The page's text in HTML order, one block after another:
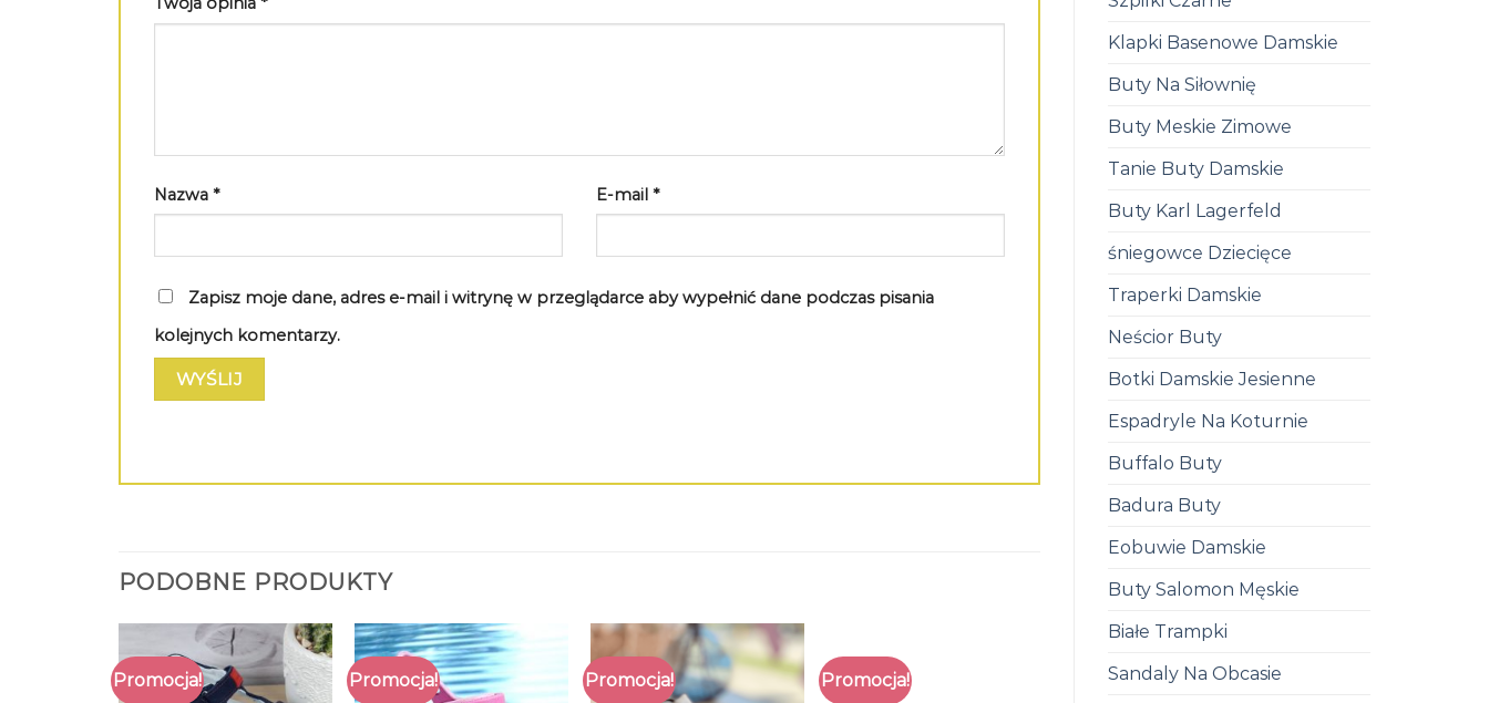
Klapki Basenowe Damskie
Buty Na Siłownię
Buty Meskie Zimowe
Tanie Buty Damskie
Buty Karl Lagerfeld
śniegowce Dziecięce
Traperki Damskie
Neścior Buty
Botki Damskie Jesienne
Espadryle Na Koturnie
Buffalo Buty
Badura Buty
Eobuwie Damskie
Buty Salomon Męskie
Białe Trampki
Sandaly Na Obcasie
Nazwa * E-mail *
Zapisz moje dane, adres e-mail i witrynę w przeglądarce aby wypełnić dane podczas pisania
kolejnych komentarzy.
PODOBNE PRODUKTY
Promocja! Promocja! Promocja! Promocja!